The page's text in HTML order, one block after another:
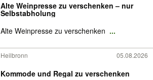
Alte Weinpresse zu verschenken – nur
Selbstabholung
Alte Weinpresse zu verschenken ...
Heilbronn 05.08.2026
Kommode und Regal zu verschenken